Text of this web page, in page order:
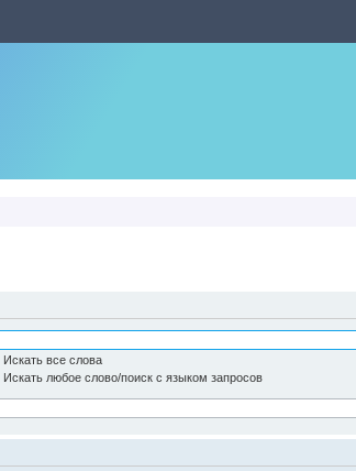
Искать все слова
Искать любое слово/поиск с языком запросов